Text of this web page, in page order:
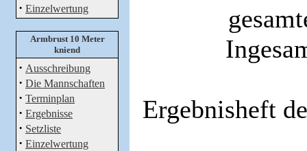
· Einzelwertung
Armbrust 10 Meter
kniend
· Ausschreibung
· Die Mannschaften
· Terminplan
· Ergebnisse
· Setzliste
· Einzelwertung
Ergebnisheft